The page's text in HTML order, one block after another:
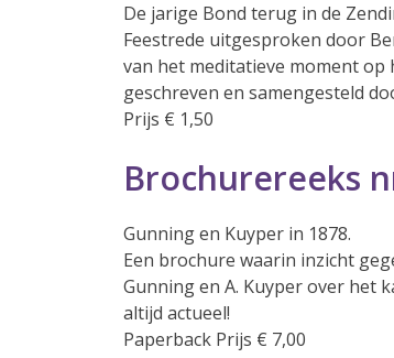
De jarige Bond terug in de
Feestrede uitgesproken door
van het meditatieve moment
geschreven en samengesteld
Prijs € 1,50
Brochurereeks
Gunning en Kuyper in 1878.
Een brochure waarin inzicht
Gunning en A. Kuyper over het
altijd actueel!
Paperback Prijs € 7,00